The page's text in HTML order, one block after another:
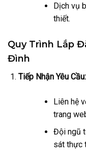
Dịch vụ
thiết.
Quy Trình Lắp
Đình
Tiếp Nhận Yêu Cầu:
Liên hệ
trang
Đội ngũ
sát thực